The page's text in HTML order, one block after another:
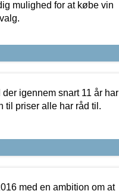
mulighed for at købe vin
igennem snart 11 år har
til priser alle har råd til.
med en ambition om at